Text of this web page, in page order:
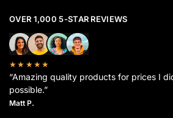
OVER 1,000 5-STAR REVIEWS
★★★★★
“Amazing quality products for prices I
possible.”
Matt P.